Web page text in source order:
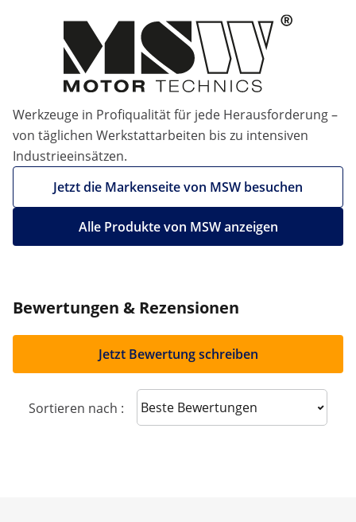
Werkzeuge in Profiqualität für jede Herausforderung –
von täglichen Werkstattarbeiten bis zu intensiven
Industrieeinsätzen.
Jetzt die Markenseite von MSW besuchen
Alle Produkte von MSW anzeigen
Bewertungen & Rezensionen
Jetzt Bewertung schreiben
Sortieren nach : Sort reviews